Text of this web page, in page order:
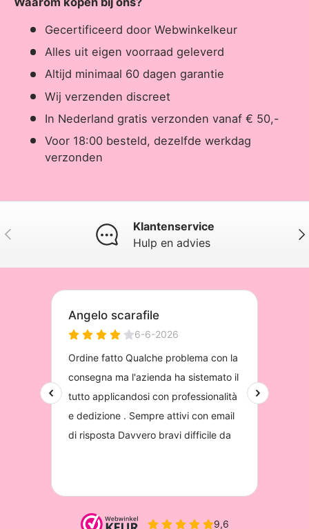
Gecertificeerd door Webwinkelkeur
Alles uit eigen voorraad geleverd
Altijd minimaal 60 dagen garantie
Wij verzenden discreet
In Nederland gratis verzonden vanaf € 50,-
Voor 18:00 besteld, dezelfde werkdag
verzonden
Vorige
Klantenservice
Hulp en advies